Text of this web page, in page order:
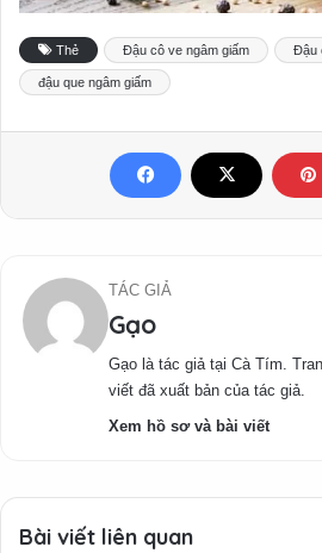
Thẻ Đậu cô ve ngâm giấm Đậu
đậu que ngâm giấm
TÁC GIẢ
Gạo
Gạo là tác giả tại Cà Tím.
viết đã xuất bản của tác giả.
Xem hồ sơ và bài viết
Bài viết liên quan